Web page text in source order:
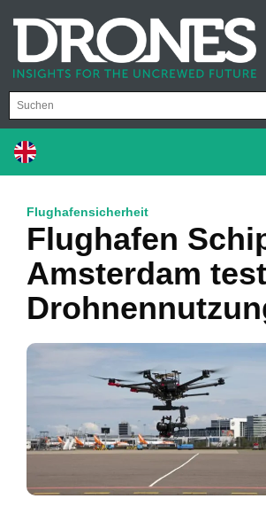
Flughafensicherheit
Flughafen
Amsterdam